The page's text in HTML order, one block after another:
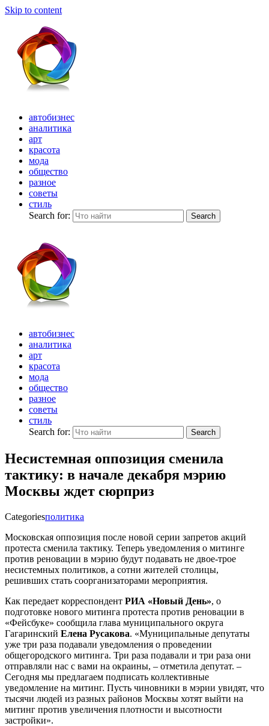
Skip to content
автобизнес
аналитика
арт
красота
мода
общество
разное
советы
стиль
Search for:
Search
автобизнес
аналитика
арт
красота
мода
общество
разное
советы
стиль
Search for:
Search
Несистемная оппозиция сменила
тактику: в начале декабря мэрию
Москвы ждет сюрприз
Categoriesполитика
Московская оппозиция после новой серии запретов акций
протеста сменила тактику. Теперь уведомления о митинге
против реновации в мэрию будут подавать не двое-трое
несистемных политиков, а сотни жителей столицы,
решивших стать соорганизаторами мероприятия.
Как передает корреспондент РИА «Новый День», о
подготовке нового митинга протеста против реновации в
«Фейсбуке» сообщила глава муниципального округа
Гагаринский Елена Русакова. «Муниципальные депутаты
уже три раза подавали уведомления о проведении
общегородского митинга. Три раза подавали и три раза они
отправляли нас с вами на окраины, – отметила депутат. –
Сегодня мы предлагаем подписать коллективные
уведомление на митинг. Пусть чиновники в мэрии увидят, что
тысячи людей из разных районов Москвы хотят выйти на
митинг против увеличения плотности и высотности
застройки».